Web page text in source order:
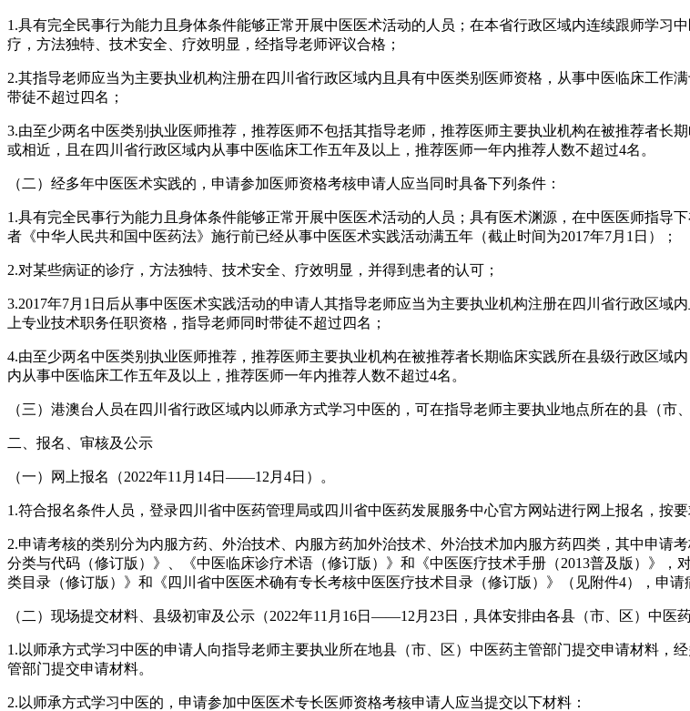
1.具有完全民事行为能力且身体条件能够正常开展中医医术活动的人员；在本省行政区域内连续跟师学习
疗，方法独特、技术安全、疗效明显，经指导老师评议合格；
2.其指导老师应当为主要执业机构注册在四川省行政区域内且具有中医类别医师资格，从事中医临床工
带徒不超过四名；
3.由至少两名中医类别执业医师推荐，推荐医师不包括其指导老师，推荐医师主要执业机构在被推荐者长
或相近，且在四川省行政区域内从事中医临床工作五年及以上，推荐医师一年内推荐人数不超过4名。
（二）经多年中医医术实践的，申请参加医师资格考核申请人应当同时具备下列条件：
1.具有完全民事行为能力且身体条件能够正常开展中医医术活动的人员；具有医术渊源，在中医医师指导
者《中华人民共和国中医药法》施行前已经从事中医医术实践活动满五年（截止时间为2017年7月1日）；
2.对某些病证的诊疗，方法独特、技术安全、疗效明显，并得到患者的认可；
3.2017年7月1日后从事中医医术实践活动的申请人其指导老师应当为主要执业机构注册在四川省行政区
上专业技术职务任职资格，指导老师同时带徒不超过四名；
4.由至少两名中医类别执业医师推荐，推荐医师主要执业机构在被推荐者长期临床实践所在县级行政区域
内从事中医临床工作五年及以上，推荐医师一年内推荐人数不超过4名。
（三）港澳台人员在四川省行政区域内以师承方式学习中医的，可在指导老师主要执业地点所在的县（市
二、报名、审核及公示
（一）网上报名（2022年11月14日——12月4日）。
1.符合报名条件人员，登录四川省中医药管理局或四川省中医药发展服务中心官方网站进行网上报名，按要
2.申请考核的类别分为内服方药、外治技术、内服方药加外治技术、外治技术加内服方药四类，其中申请
分类与代码（修订版）》、《中医临床诊疗术语（修订版）》和《中医医疗技术手册（2013普及版）》
类目录（修订版）》和《四川省中医医术确有专长考核中医医疗技术目录（修订版）》（见附件4），申请
（二）现场提交材料、县级初审及公示（2022年11月16日——12月23日，具体安排由各县（市、区）中医
1.以师承方式学习中医的申请人向指导老师主要执业所在地县（市、区）中医药主管部门提交申请材料，
管部门提交申请材料。
2.以师承方式学习中医的，申请参加中医医术专长医师资格考核申请人应当提交以下材料：